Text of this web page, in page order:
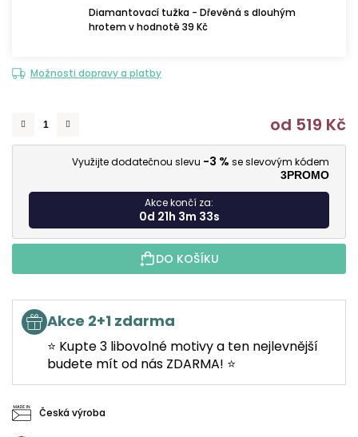
Diamantovací tužka - Dřevěná s dlouhým
hrotem v hodnotě 39 Kč
Možnosti dopravy a platby
od 519 Kč
Využijte dodatečnou slevu -3 % se slevovým kódem
3PROMO
Akce končí za:
0d 21h 3m 32s
DO KOŠÍKU
Akce 2+1 zdarma
⭐ Kupte 3 libovolné motivy a ten nejlevnější
budete mít od nás ZDARMA! ⭐
Česká výroba